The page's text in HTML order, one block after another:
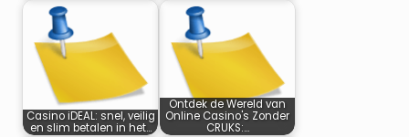
Casino iDEAL: snel, veilig
en slim betalen in het…
Ontdek de Wereld van
Online Casino's Zonder
CRUKS:…